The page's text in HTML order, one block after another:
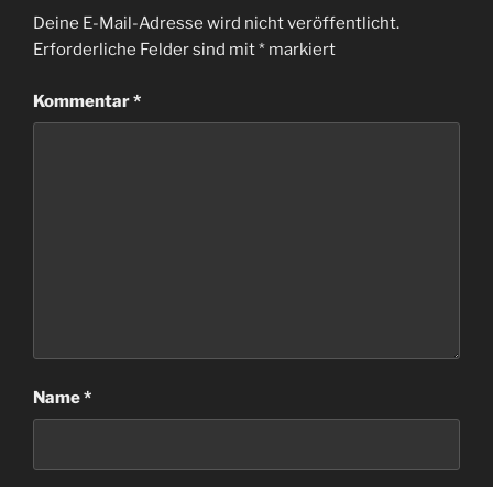
Deine E-Mail-Adresse wird nicht veröffentlicht.
Erforderliche Felder sind mit* markiert
Kommentar*
Name*